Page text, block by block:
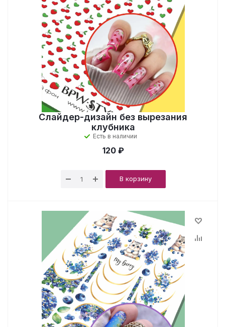
Слайдер-дизайн без вырезания
клубника
Есть в наличии
120 ₽
В корзину